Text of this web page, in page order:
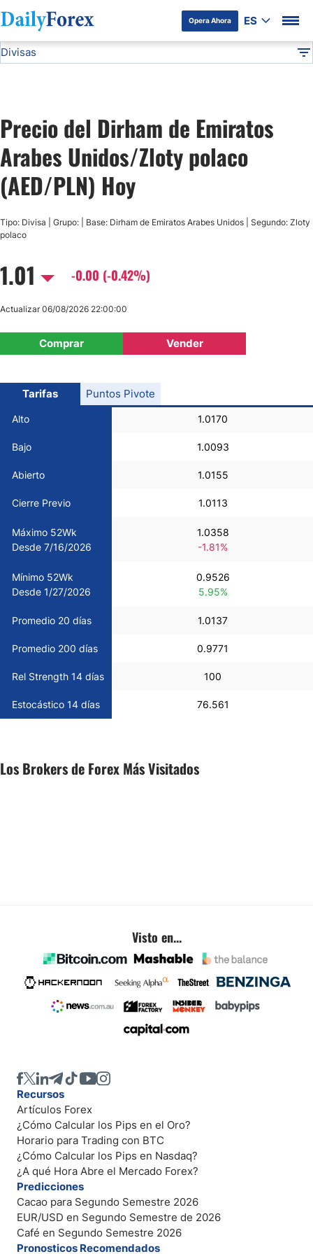
Opera Ahora ES
Divulgación del Anunciante
Divisas
USD/JPY
GBP/USD
USD/CHF
Todas las Divisas
Materias Primas
Indices
Precio del Dirham de Emiratos
Arabes Unidos/Zloty polaco
(AED/PLN) Hoy
Tipo: Divisa | Grupo: | Base: Dirham de Emiratos Arabes Unidos | Segundo: Zloty
polaco
1.01 -0.00 (-0.42%)
Comprar Vender
Actualizar 06/08/2026 22:00:00
Tarifas
Alto 1.0170
Bajo 1.0093
Abierto 1.0155
Cierre Previo 1.0113
Máximo 52Wk
Desde 7/16/2026
1.0358
-1.81%
Mínimo 52Wk
Desde 1/27/2026
0.9526
5.95%
Promedio 20 días 1.0137
Promedio 200 días 0.9771
Rel Strength 14 días 100
Estocástico 14 días 76.561
Puntos Pivote
Los Brokers de Forex Más Visitados
Visto en...
Recursos
Artículos Forex
¿Cómo Calcular los Pips en el Oro?
Horario para Trading con BTC
¿Cómo Calcular los Pips en Nasdaq?
¿A qué Hora Abre el Mercado Forex?
Predicciones
Cacao para Segundo Semestre 2026
EUR/USD en Segundo Semestre de 2026
Café en Segundo Semestre 2026
Pronosticos Recomendados